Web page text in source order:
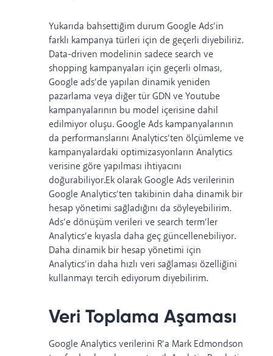
Yukarıda bahsettiğim durum Google Ads’in
farklı kampanya türleri için de geçerli diyebiliriz.
Data-driven modelinin sadece search ve
shopping kampanyaları için geçerli olması,
Google ads’de yapılan dinamik yeniden
pazarlama veya diğer tür GDN ve Youtube
kampanyalarının bu model içerisine dahil
edilmiyor oluşu. Google Ads kampanyalarının
da performanslarını Analytics’ten ölçümleme ve
kampanyalardaki optimizasyonların Analytics
verisine göre yapılması ihtiyacını
doğurabiliyor.Ek olarak Google Ads verilerinin
Google Analytics’ten takibinin daha dinamik bir
hesap yönetimi sağladığını da söyleyebilirim.
Ads’e dönüşüm verileri ve search term’ler
Analytics’e kıyasla daha geç güncellenebiliyor.
Daha dinamik bir hesap yönetimi için
Analytics’in daha hızlı veri sağlaması özelliğini
kullanmayı tercih ediyorum diyebilirim.
Veri Toplama Aşaması
Google Analytics verilerini R’a Mark Edmondson